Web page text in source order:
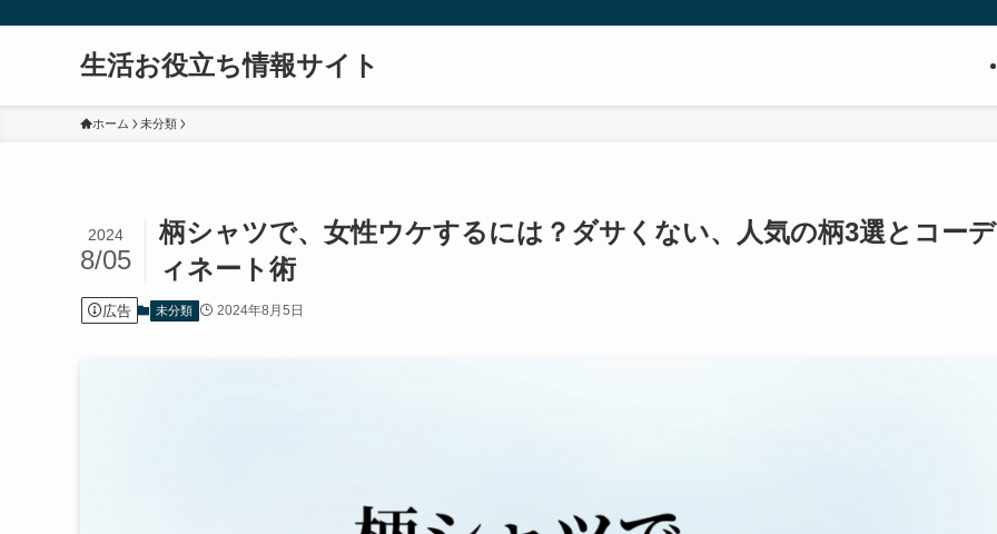
生活お役立ち情報サイト
ホーム 未分類
柄シャツで、女性ウケするには？ダサくない、人気の柄3選とコーデ
ィネート術
2024
8/05
広告 未分類 2024年8月5日